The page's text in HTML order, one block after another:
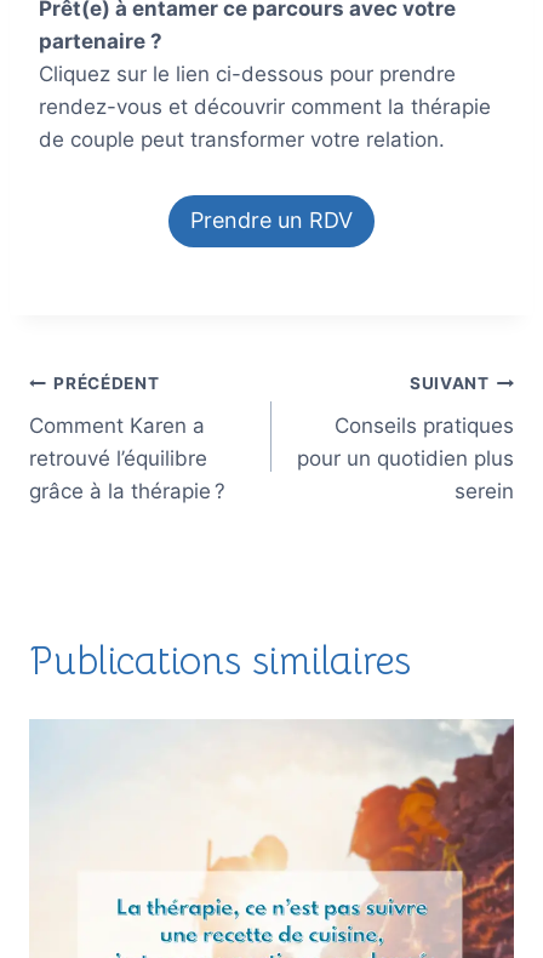
Prêt(e) à entamer ce parcours avec votre
partenaire ?
Cliquez sur le lien ci-dessous pour prendre
rendez-vous et découvrir comment la thérapie
de couple peut transformer votre relation.
Prendre un RDV
Navigation
de
l’article
PRÉCÉDENT
Comment Karen a
retrouvé l’équilibre
grâce à la thérapie ?
SUIVANT
Conseils pratiques
pour un quotidien plus
serein
Publications similaires